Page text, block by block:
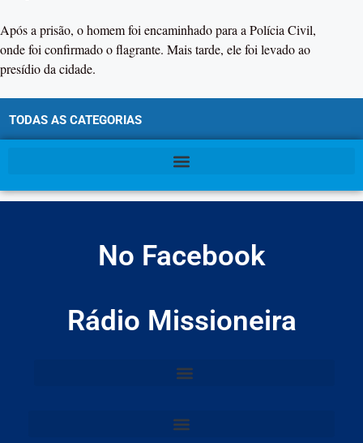
Após a prisão, o homem foi encaminhado para a Polícia Civil,
onde foi confirmado o flagrante. Mais tarde, ele foi levado ao
presídio da cidade.
TODAS AS CATEGORIAS
No Facebook
Rádio Missioneira